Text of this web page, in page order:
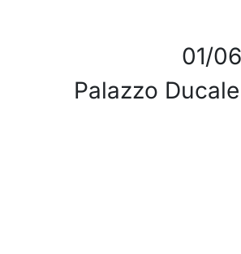
01/
Palazzo